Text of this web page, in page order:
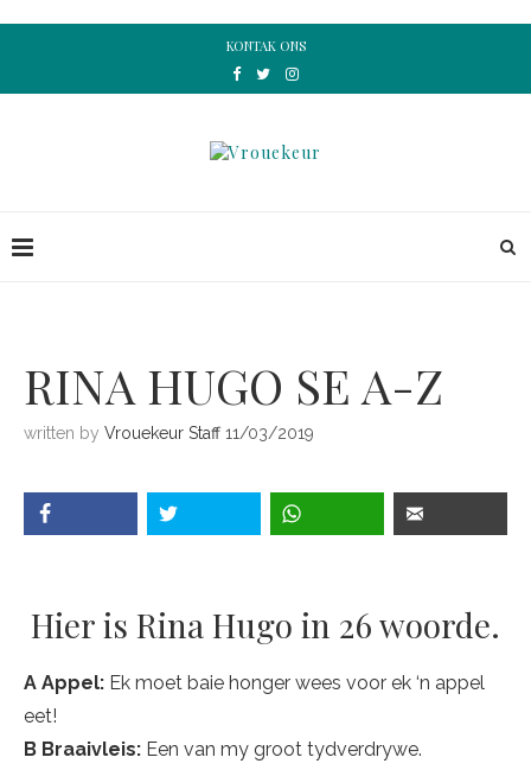
KONTAK ONS
RINA HUGO SE A-Z
written by Vrouekeur Staff 11/03/2019
Hier is Rina Hugo in 26 woorde.
A Appel: Ek moet baie honger wees voor ek ‘n appel
eet!
B Braaivleis: Een van my groot tydverdrywe.